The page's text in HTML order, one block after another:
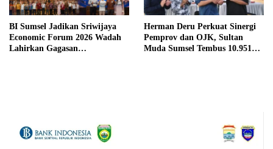
BI Sumsel Jadikan Sriwijaya
Economic Forum 2026 Wadah
Lahirkan Gagasan
Herman Deru Perkuat Sinergi
Pemprov dan OJK, Sultan
Muda Sumsel Tembus 10.951